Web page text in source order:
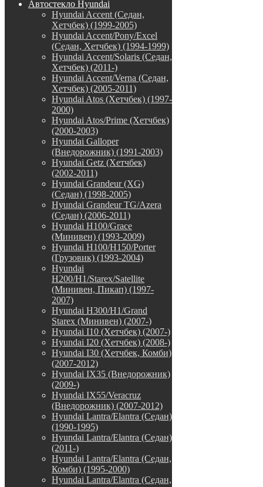
Автостекло Hyundai
Hyundai Accent (Седан,
Хетчбек) (1999-2005)
Hyundai Accent/Pony/Excel
(Седан, Хетчбек) (1994-1999)
Hyundai Accent/Solaris (Седан,
Хетчбек) (2011-)
Hyundai Accent/Verna (Седан,
Хетчбек) (2005-2011)
Hyundai Atos (Хетчбек) (1997-
2000)
Hyundai Atos/Prime (Хетчбек)
(2000-2003)
Hyundai Galloper
(Внедорожник) (1991-2003)
Hyundai Getz (Хетчбек)
(2002-2011)
Hyundai Grandeur (XG)
(Седан) (1998-2005)
Hyundai Grandeur TG/Azera
(Седан) (2006-2011)
Hyundai H100/Grace
(Минивен) (1993-2009)
Hyundai H100/H150/Porter
(Грузовик) (1993-2004)
Hyundai
H200/H1/Starex/Satellite
(Минивен, Пикап) (1997-
2007)
Hyundai H300/H1/Grand
Starex (Минивен) (2007-)
Hyundai I10 (Хетчбек) (2007-)
Hyundai I20 (Хетчбек) (2008-)
Hyundai I30 (Хетчбек, Комби)
(2007-2012)
Hyundai IX35 (Внедорожник)
(2009-)
Hyundai IX55/Veracruz
(Внедорожник) (2007-2012)
Hyundai Lantra/Elantra (Седан)
(1990-1995)
Hyundai Lantra/Elantra (Седан)
(2011-)
Hyundai Lantra/Elantra (Седан,
Комби) (1995-2000)
Hyundai Lantra/Elantra (Седан,